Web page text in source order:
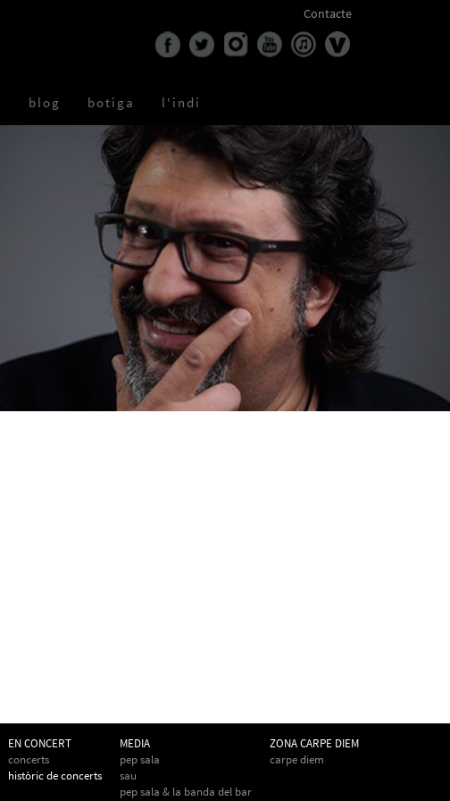
Contacte
blog botiga l'indi
EN CONCERT
concerts
històric de concerts
MEDIA
pep sala
sau
pep sala & la banda del bar
ZONA CARPE DIEM
carpe diem